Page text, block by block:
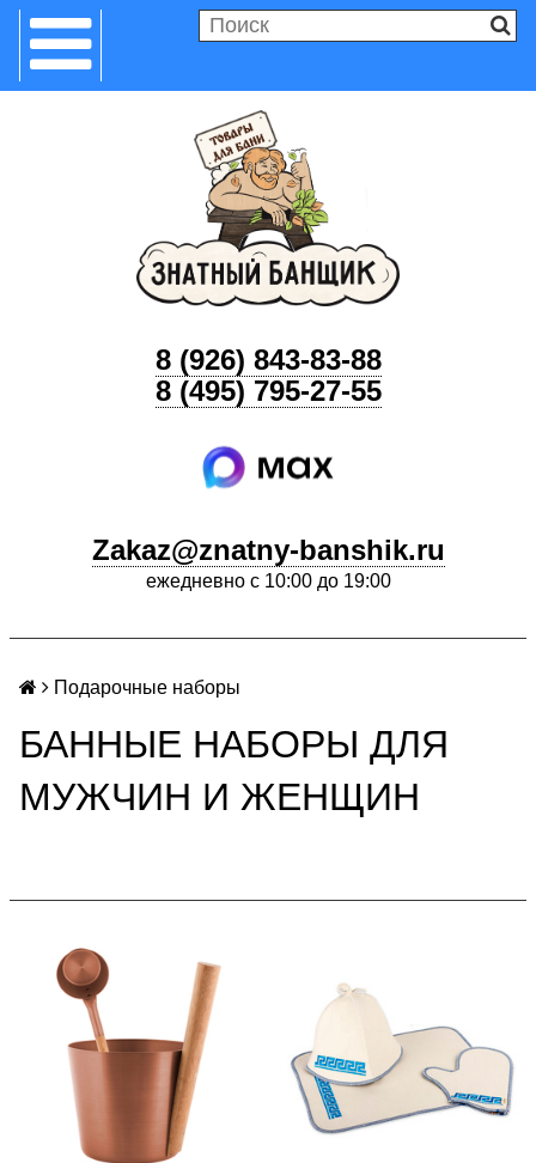
8 (926) 843-83-88
8 (495) 795-27-55
Zakaz@znatny-banshik.ru
ежедневно с 10:00 до 19:00
Подарочные наборы
БАННЫЕ НАБОРЫ ДЛЯ
МУЖЧИН И ЖЕНЩИН